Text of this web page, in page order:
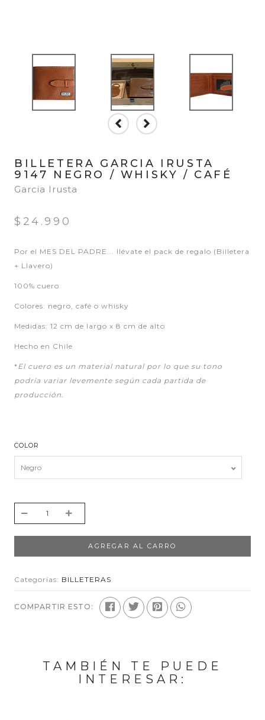
BILLETERA GARCIA IRUSTA
9147 NEGRO / WHISKY / CAFÉ
Garcia Irusta
$24.990
Por el MES DEL PADRE... llévate el pack de regalo (Billetera
+ Llavero)
100% cuero
Colores: negro, café o whisky
Medidas: 12 cm de largo x 8 cm de alto
Hecho en Chile
*El cuero es un material natural por lo que su tono
podría variar levemente según cada partida de
producción.
COLOR
AGREGAR AL CARRO
Categorías: BILLETERAS
COMPARTIR ESTO:
TAMBIÉN TE PUEDE
INTERESAR: